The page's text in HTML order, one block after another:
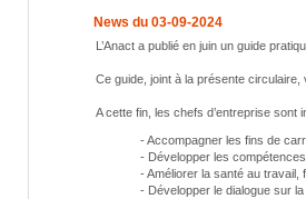
News du 03-09-2024
L’Anact a publié en juin un guide
Ce guide, joint à la présente circulaire,
A cette fin, les chefs d’entreprise
- Accompagner les fins de
- Développer les
- Améliorer la santé au travail,
- Développer le dialogue sur